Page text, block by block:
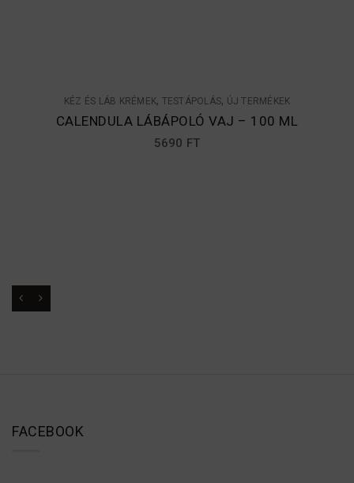
KÉZ ÉS LÁB KRÉMEK, TESTÁPOLÁS, ÚJ TERMÉKEK
CALENDULA LÁBÁPOLÓ VAJ – 100 ML
5690 FT
FACEBOOK